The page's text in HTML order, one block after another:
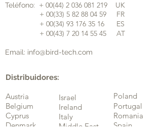
Teléfono: + 00(44) 2 036 081 219 UK
​+ 00(33) 5 82 88 04 59 FR
​ + 00(34) 93 176 35 16 ES
+ 00(43) 7 20 14 55 45 AT
Email: info@bird-tech.com
Distribuidores:
Austria
Belgium
Cyprus
Denmark
Israel
Ireland
Italy
Middle East
Poland
Portugal
Romania
Spain